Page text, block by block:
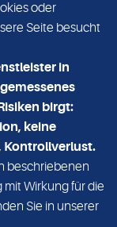
oder
Seite besucht
in
birgt:
keine
Kontrollverlust.
beschriebenen
Wirkung für die
Sie in unserer